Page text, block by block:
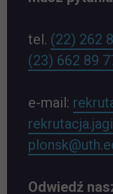
tel. (22) 262
(23) 662 89
e-mail:
Odwiedź